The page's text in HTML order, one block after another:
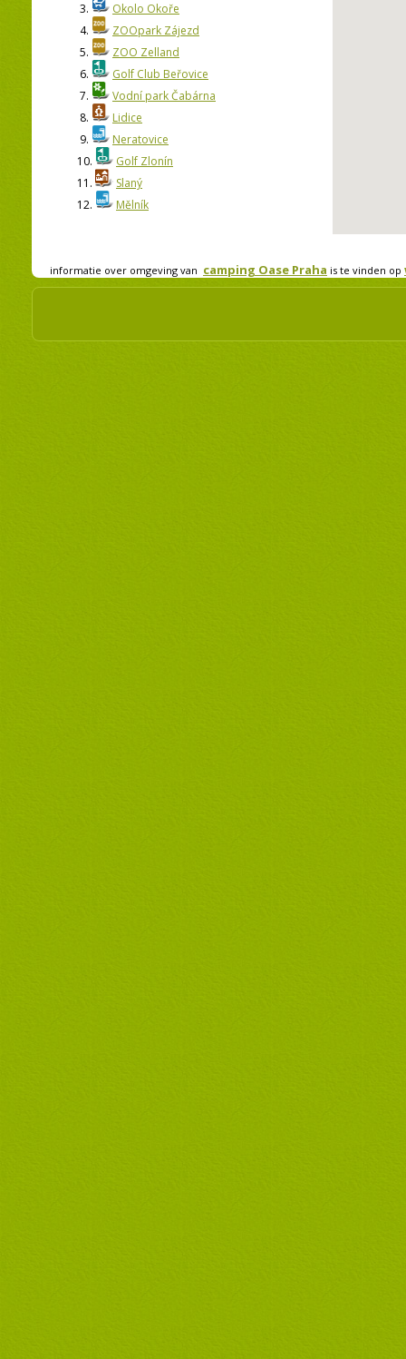
3.
Okolo Okoře
4.
ZOOpark Zájezd
5.
ZOO Zelland
6.
Golf Club Beřovice
7.
Vodní park Čabárna
8.
Lidice
9.
Neratovice
10.
Golf Zlonín
11.
Slaný
12.
Mělník
informatie over omgeving van camping Oase Praha is te vinden op